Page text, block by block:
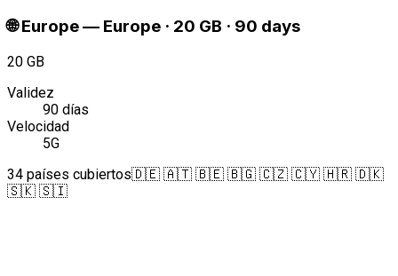
🌐 Europe— Europe · 20 GB · 90 days
20 GB
Validez
90 días
Velocidad
5G
34 países cubiertos🇩🇪 🇦🇹 🇧🇪 🇧🇬 🇨🇿 🇨🇾 🇭🇷 🇩🇰
🇸🇰 🇸🇮